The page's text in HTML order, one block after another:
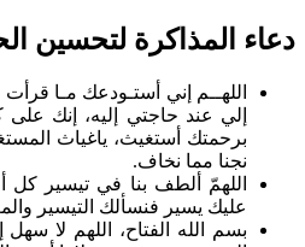
دعاء المذاكرة لتحسين
اللهــم إني أستـودعك مـا
إلي عند حاجتي إليه، إنك
برحمتك أستغيث، ياغياث
نجنا مما نخاف.
اللهمّ ألطف بنا في تيسير كل
عليك يسير فنسألك التيسير
بسم الله الفتاح، اللهم لا